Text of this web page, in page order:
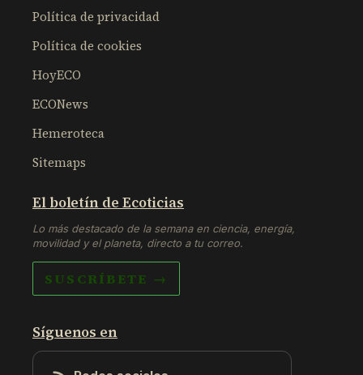
Política de privacidad
Política de cookies
HoyECO
ECONews
Hemeroteca
Sitemaps
El boletín de Ecoticias
Lo más destacado de la semana en ciencia, energía,
movilidad y el planeta, directo a tu correo.
SUSCRÍBETE →
Síguenos en